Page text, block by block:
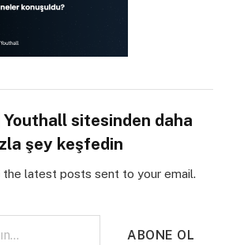
sitesinden daha
şey keşfedin
latest posts sent to your email.
ABONE OL